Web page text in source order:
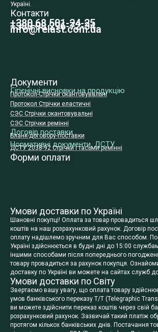
Україні.
Контакти
+380 68 501-24-25
+380 98 296-72-34
info@relast.com.ua
Документи
Гігієнічні висновки на продукцію
Протокол-Стрічки окантовувальні
Протокол Стрічки еластичні
СЭС Стрічки окантовувальні
СЭС Стрічки ремінні
Договір поставки
Бланк-договору-поставки
Нормативні документи, ДСТУ
ДСТУ 2038-92 Стрічки і тасьми ремінні
Форми оплати
Умови доставки по Україні
Шановні покупці! Оплата за товар провадиться
коштів на наш розрахунковий рахунок. Договір
оплату надішлемо зручним для Вас способом.
Україні здійснюється в будні дні до 15:00
іншими способами після попереднього
товару провадиться за рахунок покупця.
доставку по Україні ви можете на сайтах служб
Умови доставки по Світу
Звертаємо вашу увагу, що оплата товару
умов банківського переказу T/T (Telegraphic
ви можете здійснити переказ коштів через свій
розрахунковий рахунок. Зазвичай такий платіж
протягом кількох банківських днів. Постачання